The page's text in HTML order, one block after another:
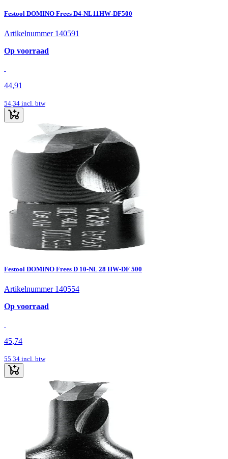
Festool DOMINO Frees D4-NL11HW-DF500
Artikelnummer 140591
Op voorraad
44,91
54,34 incl. btw
Festool DOMINO Frees D 10-NL 28 HW-DF 500
Artikelnummer 140554
Op voorraad
45,74
55,34 incl. btw